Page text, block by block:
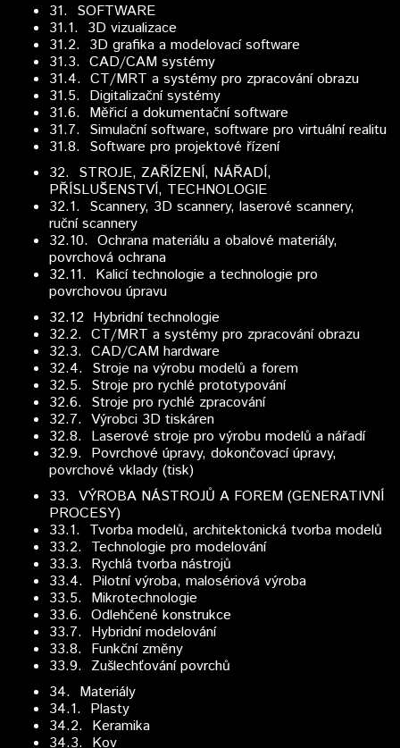
31. SOFTWARE
31.1. 3D vizualizace
31.2. 3D grafika a modelovací software
31.3. CAD/CAM systémy
31.4. CT/MRT a systémy pro zpracování obrazu
31.5. Digitalizační systémy
31.6. Měřicí a dokumentační software
31.7. Simulační software, software pro virtuální realitu
31.8. Software pro projektové řízení
32. STROJE, ZAŘÍZENÍ, NÁŘADÍ,
PŘÍSLUŠENSTVÍ, TECHNOLOGIE
32.1. Scannery, 3D scannery, laserové scannery,
ruční scannery
32.10. Ochrana materiálu a obalové materiály,
povrchová ochrana
32.11. Kalicí technologie a technologie pro
povrchovou úpravu
32.12 Hybridní technologie
32.2. CT/MRT a systémy pro zpracování obrazu
32.3. CAD/CAM hardware
32.4. Stroje na výrobu modelů a forem
32.5. Stroje pro rychlé prototypování
32.6. Stroje pro rychlé zpracování
32.7. Výrobci 3D tiskáren
32.8. Laserové stroje pro výrobu modelů a nářadí
32.9. Povrchové úpravy, dokončovací úpravy,
povrchové vklady (tisk)
33. VÝROBA NÁSTROJŮ A FOREM (GENERATIVNÍ
PROCESY)
33.1. Tvorba modelů, architektonická tvorba modelů
33.2. Technologie pro modelování
33.3. Rychlá tvorba nástrojů
33.4. Pilotní výroba, malosériová výroba
33.5. Mikrotechnologie
33.6. Odlehčené konstrukce
33.7. Hybridní modelování
33.8. Funkční změny
33.9. Zušlechťování povrchů
34. Materiály
34.1. Plasty
34.2. Keramika
34.3. Kov